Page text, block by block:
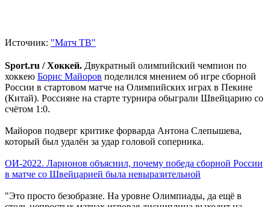
Источник: "Матч ТВ"
Sport.ru / Хоккей. Двукратный олимпийский чемпион по
хоккею Борис Майоров поделился мнением об игре сборной
России в стартовом матче на Олимпийских играх в Пекине
(Китай). Россияне на старте турнира обыграли Швейцарию со
счётом 1:0.
Майоров подверг критике форварда Антона Слепышева,
который был удалён за удар головой соперника.
ОИ-2022. Ларионов объяснил, почему победа сборной России
в матче со Швейцарией была невыразительной
"Это просто безобразие. На уровне Олимпиады, да ещё в